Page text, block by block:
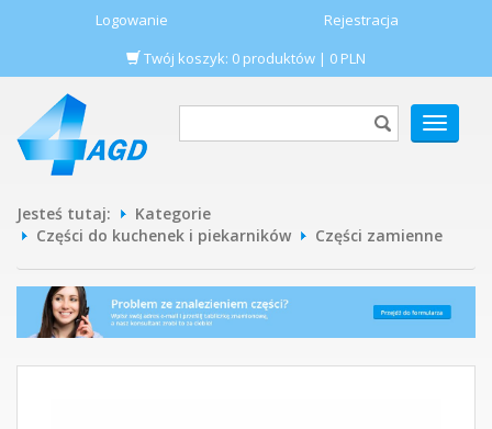
Logowanie
Rejestracja
Twój koszyk: 0 produktów | 0 PLN
POKAŻ
MENU
Jesteś tutaj:
Kategorie
Części do kuchenek i piekarników
Części zamienne